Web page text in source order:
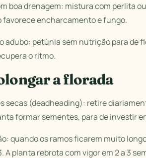
boa drenagem: mistura com perlita
favorece encharcamento e fungo.
adubo: petúnia sem nutrição para de
o ritmo.
a florada
secas (deadheading): retire
formar sementes, para de investir
quando os ramos ficarem muito
A planta rebrota com vigor em 2 a 3